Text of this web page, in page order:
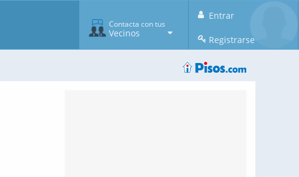
Entrar
Registrarse
Contacta con tus
Vecinos